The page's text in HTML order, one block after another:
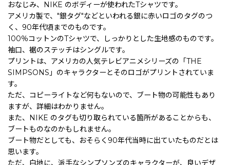
おなじみ、NIKE のボディーが使われたTシャツです。
アメリカ製で、"銀タグ"などといわれる銀に赤いロゴのタグのつ
く、90年代頃までのものです。
100％コットンのTシャツで、しっかりとした生地感のものです。
袖口、裾のステッチはシングルです。
プリントは、アメリカの人気テレビアニメシリーズの「THE
SIMPSONS」のキャラクターとそのロゴがプリントされていま
す。
ただ、コピーライトなど何もないので、ブート物の可能性もあり
ますが、詳細はわかりません。
また、NIKE のタグも切り取られている箇所があることからも、
ブートものなのかもしれません。
ブート物だとしても、おそらく90年代当時に出ていたものだとは
思います。
ただ、白地に、派手なシンプソンズのキャラクターが、良いデザ